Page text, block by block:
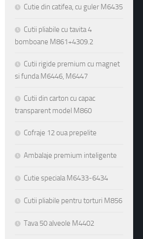
Cutie din catifea, cu guler M6435
Cutii pliabile cu tavita 4
bomboane M861+4309.2
Cutii rigide premium cu magnet
si funda M6446, M6447
Cutii din carton cu capac
transparent model M860
Cofraje 12 oua prepelite
Ambalaje premium inteligente
Cutie speciala M6433-6434
Cutii pliabile pentru torturi M856
Tava 50 alveole M4402